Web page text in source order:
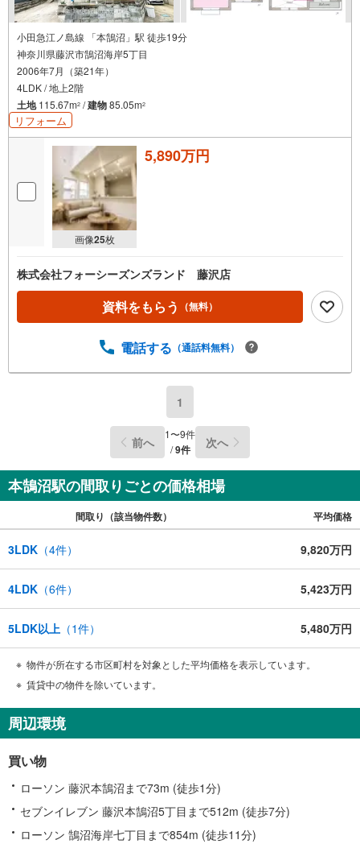
小田急江ノ島線 「本鵠沼」駅 徒歩19分
神奈川県藤沢市鵠沼海岸5丁目
2006年7月（築21年）
4LDK / 地上2階
土地115.67m2 /建物85.05m2
リフォーム
画像25枚
5,890万円
株式会社フォーシーズンズランド 藤沢店
資料をもらう （無料）
電話する （通話料無料）
1
前へ 1〜9件
/9件 次へ
本鵠沼駅の間取りごとの価格相場
間取り（該当物件数） 平均価格
3LDK （4件） 9,820万円
4LDK （6件） 5,423万円
5LDK以上 （1件） 5,480万円
物件が所在する市区町村を対象とした平均価格を表示しています。
賃貸中の物件を除いています。
周辺環境
買い物
ローソン 藤沢本鵠沼まで73m (徒歩1分)
セブンイレブン 藤沢本鵠沼5丁目まで512m (徒歩7分)
ローソン 鵠沼海岸七丁目まで854m (徒歩11分)